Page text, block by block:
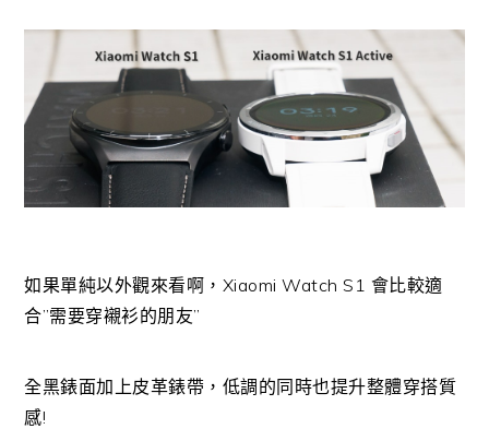
如果單純以外觀來看啊，Xiaomi Watch S1 會比較適
合”需要穿襯衫的朋友”
全黑錶面加上皮革錶帶，低調的同時也提升整體穿搭質
感!